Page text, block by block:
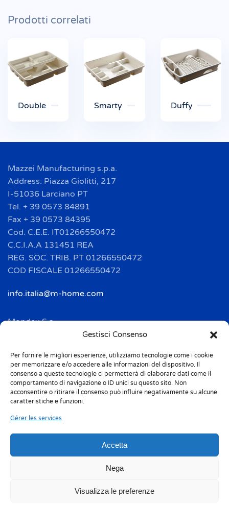
Gestisci Consenso
Per fornire le migliori esperienze, utilizziamo tecnologie come i cookie
per memorizzare e/o accedere alle informazioni del dispositivo. Il
consenso a queste tecnologie ci permetterà di elaborare dati come il
comportamento di navigazione o ID unici su questo sito. Non
acconsentire o ritirare il consenso può influire negativamente su alcune
caratteristiche e funzioni.
Gérer les services
Accetta
Nega
Visualizza le preferenze
Prodotti correlati
Double Smarty Duffy
Mazzei Manufacturing s.p.a.
Address: Piazza Giolitti, 217
I-51036 Larciano PT
Tel. + 39 0573 84891
Fax + 39 0573 84395
Cod. C.E.E. IT01266550472
C.C.I.A.A 131451 REA
REG. SOC. TRIB. PT 01266550472
COD FISCALE 01266550472
info.italia@m-home.com
Mondex S.a.
Address: 2 Rue Ampère - BP 120
Tél. + 33(0)3 88 69 20 40
Fax + 33(0)3 88 69 20 41
info.france@m-home.com
Mondex Menaje España S.a.
Address: Ctra de Girona, km. 101.5
E-17160 Angles (Girona)